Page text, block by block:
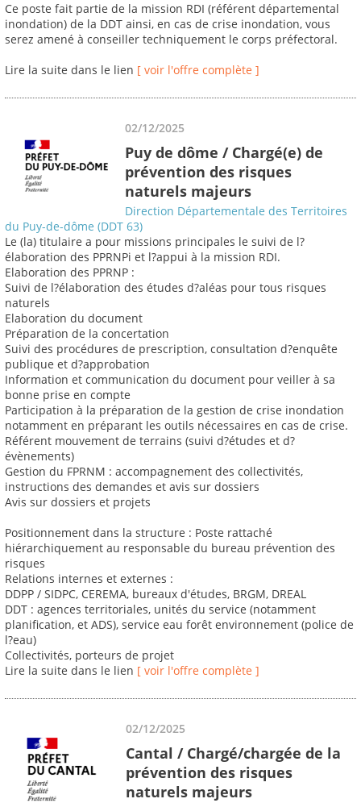
Ce poste fait partie de la mission RDI (référent départemental
inondation) de la DDT ainsi, en cas de crise inondation, vous
serez amené à conseiller techniquement le corps préfectoral.
Lire la suite dans le lien [ voir l'offre complète ]
02/12/2025
Puy de dôme / Chargé(e) de
prévention des risques
naturels majeurs
Direction Départementale des Territoires
du Puy-de-dôme (DDT 63)
Le (la) titulaire a pour missions principales le suivi de l?
élaboration des PPRNPi et l?appui à la mission RDI.
Elaboration des PPRNP :
Suivi de l?élaboration des études d?aléas pour tous risques
naturels
Elaboration du document
Préparation de la concertation
Suivi des procédures de prescription, consultation d?enquête
publique et d?approbation
Information et communication du document pour veiller à sa
bonne prise en compte
Participation à la préparation de la gestion de crise inondation
notamment en préparant les outils nécessaires en cas de crise.
Référent mouvement de terrains (suivi d?études et d?
évènements)
Gestion du FPRNM : accompagnement des collectivités,
instructions des demandes et avis sur dossiers
Avis sur dossiers et projets
Positionnement dans la structure : Poste rattaché
hiérarchiquement au responsable du bureau prévention des
risques
Relations internes et externes :
DDPP / SIDPC, CEREMA, bureaux d'études, BRGM, DREAL
DDT : agences territoriales, unités du service (notamment
planification, et ADS), service eau forêt environnement (police de
l?eau)
Collectivités, porteurs de projet
Lire la suite dans le lien [ voir l'offre complète ]
02/12/2025
Cantal / Chargé/chargée de la
prévention des risques
naturels majeurs